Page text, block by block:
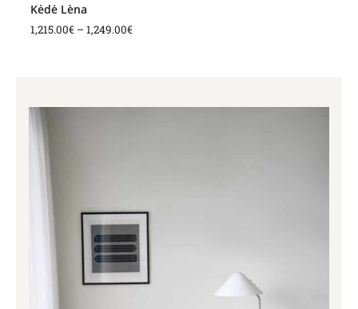
Kėdė Lèna
1,215.00€ –1,249.00€
1,283.00€